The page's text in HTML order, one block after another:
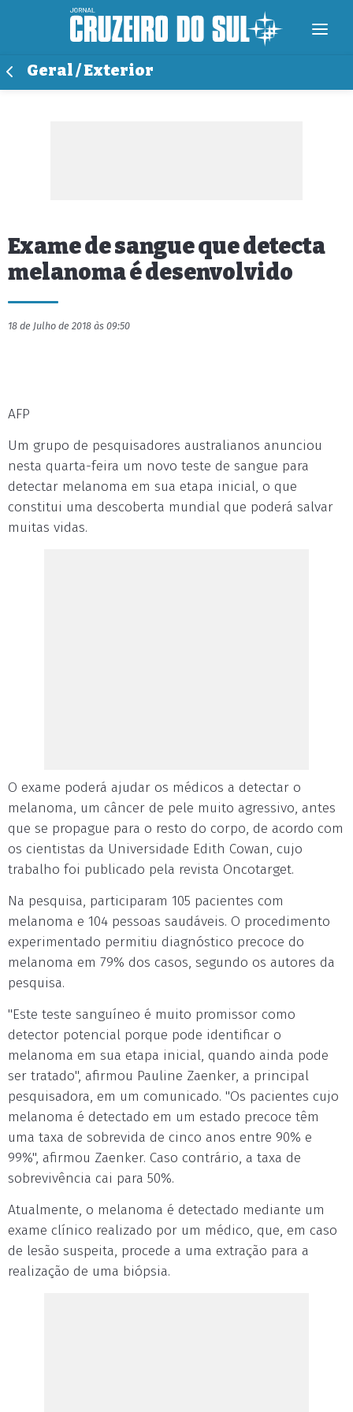
Geral / Exterior
Exame de sangue que detecta
melanoma é desenvolvido
18 de Julho de 2018 às 09:50
AFP
Um grupo de pesquisadores australianos anunciou
nesta quarta-feira um novo teste de sangue para
detectar melanoma em sua etapa inicial, o que
constitui uma descoberta mundial que poderá salvar
muitas vidas.
O exame poderá ajudar os médicos a detectar o
melanoma, um câncer de pele muito agressivo, antes
que se propague para o resto do corpo, de acordo com
os cientistas da Universidade Edith Cowan, cujo
trabalho foi publicado pela revista Oncotarget.
Na pesquisa, participaram 105 pacientes com
melanoma e 104 pessoas saudáveis. O procedimento
experimentado permitiu diagnóstico precoce do
melanoma em 79% dos casos, segundo os autores da
pesquisa.
"Este teste sanguíneo é muito promissor como
detector potencial porque pode identificar o
melanoma em sua etapa inicial, quando ainda pode
ser tratado", afirmou Pauline Zaenker, a principal
pesquisadora, em um comunicado. "Os pacientes cujo
melanoma é detectado em um estado precoce têm
uma taxa de sobrevida de cinco anos entre 90% e
99%", afirmou Zaenker. Caso contrário, a taxa de
sobrevivência cai para 50%.
Atualmente, o melanoma é detectado mediante um
exame clínico realizado por um médico, que, em caso
de lesão suspeita, procede a uma extração para a
realização de uma biópsia.